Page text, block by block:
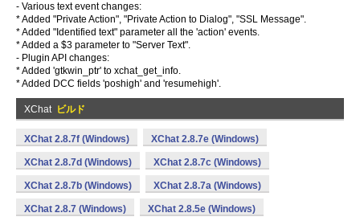
- Various text event changes:
* Added "Private Action", "Private Action to Dialog", "SSL Message".
* Added "Identified text" parameter all the 'action' events.
* Added a $3 parameter to "Server Text".
- Plugin API changes:
* Added 'gtkwin_ptr' to xchat_get_info.
* Added DCC fields 'poshigh' and 'resumehigh'.
XChat ビルド
XChat 2.8.7f (Windows) XChat 2.8.7e (Windows)
XChat 2.8.7d (Windows) XChat 2.8.7c (Windows)
XChat 2.8.7b (Windows) XChat 2.8.7a (Windows)
XChat 2.8.7 (Windows) XChat 2.8.5e (Windows)